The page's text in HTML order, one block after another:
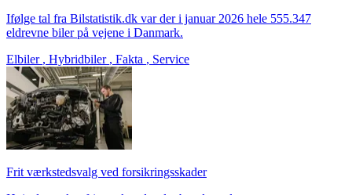
Ifølge tal fra Bilstatistik.dk var der i januar 2026 hele 555.347
eldrevne biler på vejene i Danmark.
Elbiler , Hybridbiler , Fakta , Service
Frit værkstedsvalg ved forsikringsskader